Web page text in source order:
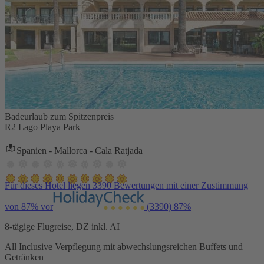
Badeurlaub zum Spitzenpreis
R2 Lago Playa Park
Spanien - Mallorca - Cala Ratjada
Für dieses Hotel liegen 3390 Bewertungen mit einer Zustimmung
von 87% vor (3390) 87%
8-tägige Flugreise, DZ inkl. AI
All Inclusive Verpflegung mit abwechslungsreichen Buffets und
Getränken